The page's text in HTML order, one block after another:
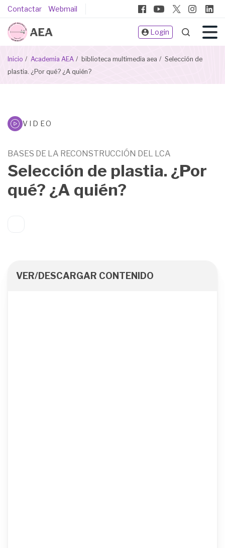
Pasar
contenido
principal
Pie
de
página
Contactar Webmail
Login
Sobrescribir
enlaces
la
navegación
Inicio Academia AEA biblioteca multimedia aea
Selección de
plastia. ¿Por qué? ¿A quién?
Biblioteca
Multimeda
VIDEO
BASES DE LA RECONSTRUCCIÓN DEL LCA
Selección de plastia. ¿Por
qué? ¿A quién?
VER/DESCARGAR CONTENIDO